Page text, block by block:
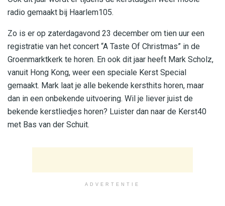
radio gemaakt bij Haarlem105.
Zo is er op zaterdagavond 23 december om tien uur een
registratie van het concert “A Taste Of Christmas” in de
Groenmarktkerk te horen. En ook dit jaar heeft Mark Scholz,
vanuit Hong Kong, weer een speciale Kerst Special
gemaakt. Mark laat je alle bekende kersthits horen, maar
dan in een onbekende uitvoering. Wil je liever juist de
bekende kerstliedjes horen? Luister dan naar de Kerst40
met Bas van der Schuit.
ADVERTENTIE